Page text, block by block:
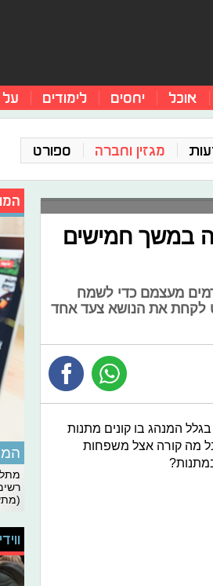
אוכל יחסים לימודים
מגזין וחברה ספורט
במשך חמישים
מעצמם כדי לשמח
לקחת את הנושא צעד אחד
המנהג בו קונים מתנות
מה קורה אצל משפחות